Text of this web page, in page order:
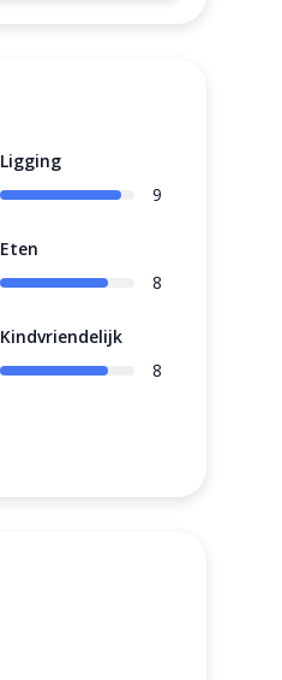
Ligging
9
Eten
8
Kindvriendelijk
8